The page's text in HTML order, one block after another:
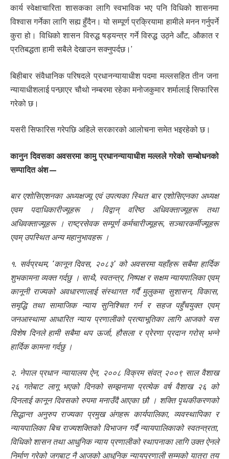
कार्य स्वेक्षाचारिता शासकका लागि स्वभाविक भए पनि विधिको शासनमा
विश्वास गर्नेका लागि सह्य हुँदैन। यो सम्पूर्ण प्रक्रियामा हामीले मनन गर्नुपर्ने
कुरा हो। विधिको शासन विरुद्ध षड्यन्त्र गर्ने विरुद्ध उठ्ने आँट, औकात र
प्रतिबद्धता हामी सबैले देखाउन सक्नुपर्दछ।’
बिहीबार संवैधानिक परिषदले प्रधानन्यायाधीश पदमा मल्लसहित तीन जना
न्यायाधीशलाई पन्छाएर चौथो नम्बरमा रहेका मनोजकुमार शर्मालाई सिफारिस
गरेको छ।
यसरी सिफारिस गरेपछि अहिले सरकारको आलोचना समेत भइरहेको छ।
कानुन दिवसका अवसरमा कामु प्रधानन्यायाधीश मल्लले गरेको सम्बोधनको
सम्पादित अंश—
बार एशोसिएशनका अध्यक्षज्यू एवं उपत्यका स्थित बार एशोसिएनका अध्यक्ष
एवम पदाधिकारीज्यूहरू । विद्वान् वरिष्ठ अधिवक्ताज्यूहरू तथा
अधिवक्ताज्यूहरू । राष्ट्रसेवक सम्पूर्ण कर्मचारीज्यूहरू, सञ्चारकर्मीज्यूहरू
एवम् उपस्थित अन्य महानुभावहरू ।
१. सर्वप्रथम, ‘कानून दिवस, २०८३’ को अवसरमा यहाँहरू सबैमा हार्दिक
शुभकामना व्यक्त गर्दछु । साथै, स्वतन्त्र, निष्पक्ष र सक्षम न्यायपालिका एवम्
कानूनी राज्यको अवधारणालाई संस्थागत गर्दै मुलुकमा सुशासन, विकास,
समृद्धि तथा सामाजिक न्याय सुनिश्चित गर्न र सहज पहुँचयुक्त एवम्
जनआस्थामा आधारित न्याय प्रणालीको प्रत्याभूतिका लागि आजको यस
विशेष दिनले हामी सबैमा थप ऊर्जा, हौसला र प्रेरणा प्रदान गरोस् भन्ने
हार्दिक कामना गर्दछु ।
२. नेपाल प्रधान न्यायालय ऐन, २००८ विक्रम संवत् २००९ साल वैशाख
२६ गतेबाट लागू भएको दिनको सम्झनामा प्रत्येक वर्ष वैशाख २६ को
दिनलाई कानून दिवसको रुपमा मनाउँदै आएका छौ । शक्ति पृथकीकरणको
सिद्धान्त अनुरुप राज्यका प्रमुख अंगहरू कार्यपालिका, व्यवस्थापिका र
न्यायपालिका बिच राज्यशक्तिको विभाजन गर्दै न्यायपालिकाको स्वतन्त्रता,
विधिको शासन तथा आधुनिक न्याय प्रणालीको स्थापनाका लागि उक्त ऐनले
निर्माण गरेको जगबाट नै आजको आधुनिक न्यायप्रणाली सम्मको यात्रा तय